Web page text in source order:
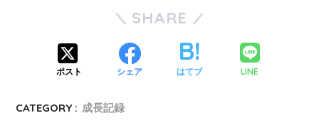
SHARE
ポスト シェア はてブ LINE
CATEGORY : 成長記録